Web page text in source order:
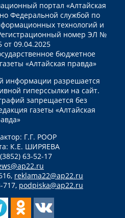
портал «Алтайская
Федеральной службой по
технологий и
номер ЭЛ №
от 09.04.2025
бюджетное
«Алтайская правда»
информации разрешается
гиперссылки на сайт.
запрещается без
газеты «Алтайская
Г.Г. РООР
К.Е. ШИРЯЕВА
63-52-17
reklama22@ap22.ru
717, podpiska@ap22.ru